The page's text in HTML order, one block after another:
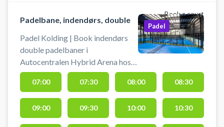
Book a court
Padelbane, indendørs, double
Padel Kolding | Book indendørs
double padelbaner i
Autocentralen Hybrid Arena hos
Rocket Padel Kolding. Lej en
doublebane og spil padel i Rocket
Padel Koldings padelcenter
beliggende side-om-side med
Sparekassen Kronjylland Padel
Padel
07:00 07:30 08:00 08:30
09:00 09:30 10:00 10:30